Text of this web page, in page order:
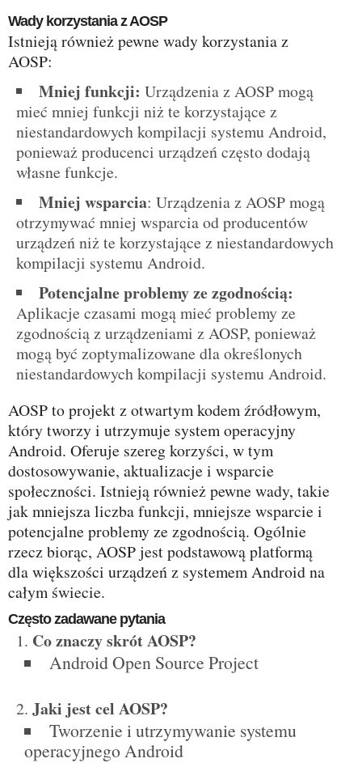
Wady korzystania z AOSP
Istnieją również pewne wady korzystania z
AOSP:
Mniej funkcji: Urządzenia z AOSP mogą
mieć mniej funkcji niż te korzystające z
niestandardowych kompilacji systemu Android,
ponieważ producenci urządzeń często dodają
własne funkcje.
Mniej wsparcia: Urządzenia z AOSP mogą
otrzymywać mniej wsparcia od producentów
urządzeń niż te korzystające z niestandardowych
kompilacji systemu Android.
Potencjalne problemy ze zgodnością:
Aplikacje czasami mogą mieć problemy ze
zgodnością z urządzeniami z AOSP, ponieważ
mogą być zoptymalizowane dla określonych
niestandardowych kompilacji systemu Android.
AOSP to projekt z otwartym kodem źródłowym,
który tworzy i utrzymuje system operacyjny
Android. Oferuje szereg korzyści, w tym
dostosowywanie, aktualizacje i wsparcie
społeczności. Istnieją również pewne wady, takie
jak mniejsza liczba funkcji, mniejsze wsparcie i
potencjalne problemy ze zgodnością. Ogólnie
rzecz biorąc, AOSP jest podstawową platformą
dla większości urządzeń z systemem Android na
całym świecie.
Często zadawane pytania
Co znaczy skrót AOSP?
Android Open Source Project
Jaki jest cel AOSP?
Tworzenie i utrzymywanie systemu
operacyjnego Android